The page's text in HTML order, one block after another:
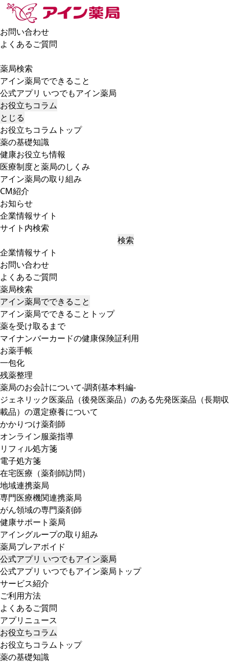
お問い合わせ
よくあるご質問
薬局検索
アイン薬局でできること
公式アプリ いつでもアイン薬局
お役立ちコラム
とじる
お役立ちコラムトップ
薬の基礎知識
健康お役立ち情報
医療制度と薬局のしくみ
アイン薬局の取り組み
CM紹介
お知らせ
企業情報サイト
サイト内検索
検索
企業情報サイト
お問い合わせ
よくあるご質問
薬局検索
アイン薬局でできること
アイン薬局でできることトップ
薬を受け取るまで
マイナンバーカードの健康保険証利用
お薬手帳
一包化
残薬整理
薬局のお会計について-調剤基本料編-
ジェネリック医薬品（後発医薬品）のある先発医薬品（長期収
載品）の選定療養について
かかりつけ薬剤師
オンライン服薬指導
リフィル処方箋
電子処方箋
在宅医療（薬剤師訪問）
地域連携薬局
専門医療機関連携薬局
がん領域の専門薬剤師
健康サポート薬局
アイングループの取り組み
薬局プレアボイド
公式アプリ いつでもアイン薬局
公式アプリ いつでもアイン薬局トップ
サービス紹介
ご利用方法
よくあるご質問
アプリニュース
お役立ちコラム
お役立ちコラムトップ
薬の基礎知識